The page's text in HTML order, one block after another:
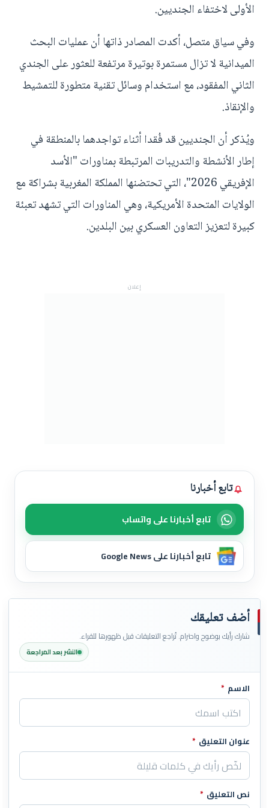
الأولى لاختفاء الجنديين.
وفي سياق متصل، أكدت المصادر ذاتها أن عمليات البحث
الميدانية لا تزال مستمرة بوتيرة مرتفعة للعثور على الجندي
الثاني المفقود، مع استخدام وسائل تقنية متطورة للتمشيط
والإنقاذ.
ويُذكر أن الجنديين قد فُقدا أثناء تواجدهما بالمنطقة في
إطار الأنشطة والتدريبات المرتبطة بمناورات "الأسد
الإفريقي 2026"، التي تحتضنها المملكة المغربية بشراكة مع
الولايات المتحدة الأمريكية، وهي المناورات التي تشهد تعبئة
كبيرة لتعزيز التعاون العسكري بين البلدين.
إعلان
تابع أخبارنا
تابع أخبارنا على واتساب
تابع أخبارنا على Google News
أضف تعليقك
شارك رأيك بوضوح واحترام. تُراجع التعليقات قبل ظهورها للقراء.
النشر بعد المراجعة
اترك هذا الحقل فارغاً
الاسم *
عنوان التعليق *
نص التعليق *